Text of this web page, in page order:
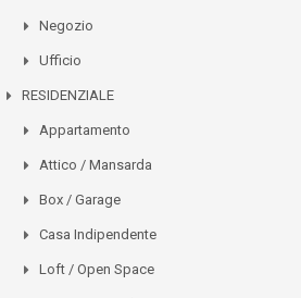
Negozio
Ufficio
RESIDENZIALE
Appartamento
Attico / Mansarda
Box / Garage
Casa Indipendente
Loft / Open Space